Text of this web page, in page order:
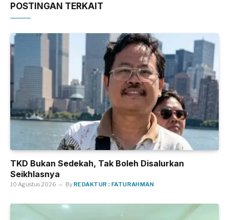
POSTINGAN TERKAIT
TKD Bukan Sedekah, Tak Boleh Disalurkan
Seikhlasnya
10 Agustus 2026 ByREDAKTUR : FATURAHMAN